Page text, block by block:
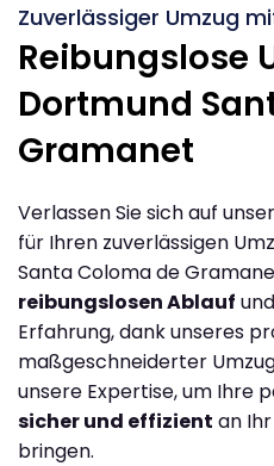
Zuverlässiger Umzug
Reibungslose
Dortmund
Gramanet
Verlassen Sie sich auf
für Ihren zuverlässigen
Santa Coloma de
reibungslosen Ablauf
Erfahrung, dank unseres
maßgeschneiderter
unsere Expertise, um Ihre
sicher und effizient an
bringen.